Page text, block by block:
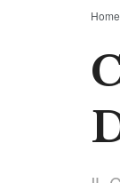
Home